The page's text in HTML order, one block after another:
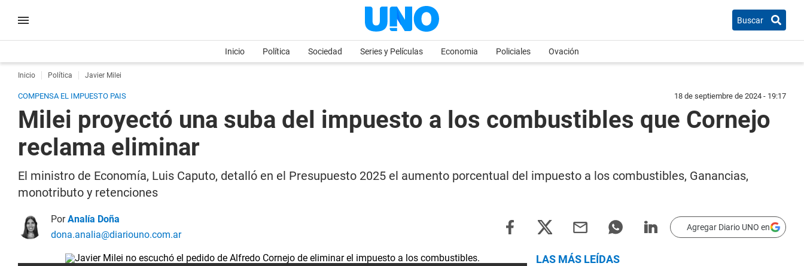
Buscar
Inicio Política Sociedad Series y Películas Economia Policiales Ovación
Inicio Política Javier Milei
COMPENSA EL IMPUESTO PAIS 18 de septiembre de 2024 - 19:17
Milei proyectó una suba del impuesto a los combustibles que Cornejo
reclama eliminar
El ministro de Economía, Luis Caputo, detalló en el Presupuesto 2025 el aumento porcentual del impuesto a los combustibles, Ganancias,
monotributo y retenciones
PorAnalía Doña
dona.analia@diariouno.com.ar
Agregar Diario UNO en
LAS MÁS LEÍDAS